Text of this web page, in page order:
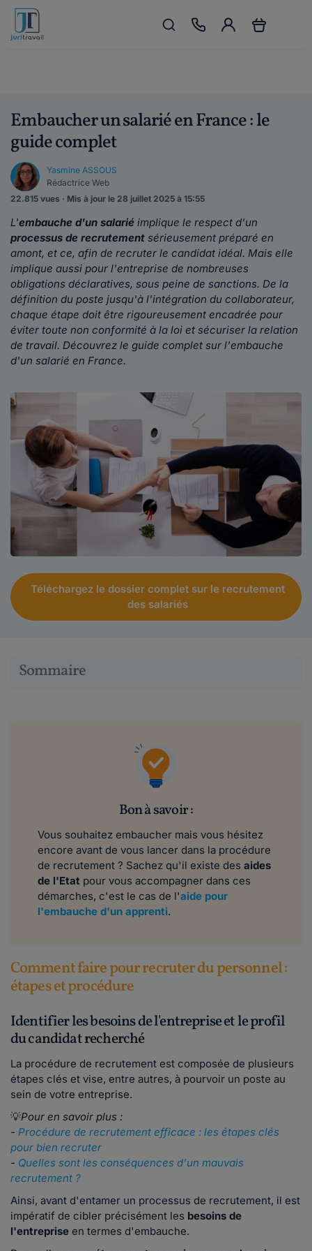
Embaucher un salarié en France : le
guide complet
Yasmine ASSOUS
Rédactrice Web
22.815 vues · Mis à jour le 28 juillet 2025 à 15:55
L'embauche d'un salarié implique le respect d'un
processus de recrutement sérieusement préparé en
amont, et ce, afin de recruter le candidat idéal. Mais elle
implique aussi pour l'entreprise de nombreuses
obligations déclaratives, sous peine de sanctions. De la
définition du poste jusqu'à l'intégration du collaborateur,
chaque étape doit être rigoureusement encadrée pour
éviter toute non conformité à la loi et sécuriser la relation
de travail. Découvrez le guide complet sur l'embauche
d'un salarié en France.
Téléchargez le dossier complet sur le recrutement
des salariés
Sommaire
Bon à savoir :
Vous souhaitez embaucher mais vous hésitez
encore avant de vous lancer dans la procédure
de recrutement ? Sachez qu'il existe des aides
de l'Etat pour vous accompagner dans ces
démarches, c'est le cas de l'aide pour
l'embauche d'un apprenti.
Comment faire pour recruter du personnel :
étapes et procédure
Identifier les besoins de l'entreprise et le profil
du candidat recherché
La procédure de recrutement est composée de plusieurs
étapes clés et vise, entre autres, à pourvoir un poste au
sein de votre entreprise.
💡Pour en savoir plus :
- Procédure de recrutement efficace : les étapes clés
pour bien recruter
- Quelles sont les conséquences d'un mauvais
recrutement ?
Ainsi, avant d'entamer un processus de recrutement, il est
impératif de cibler précisément les besoins de
l'entreprise en termes d'embauche.